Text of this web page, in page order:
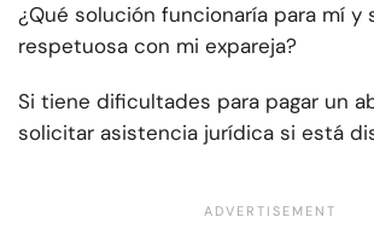
¿Qué solución funcionaría para mí y
respetuosa con mi expareja?
Si tiene dificultades para pagar un
solicitar asistencia jurídica si está